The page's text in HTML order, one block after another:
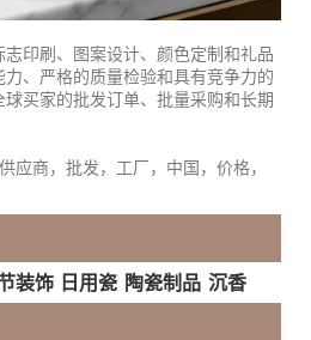
印刷、图案设计、颜色定制和礼品
、严格的质量检验和具有竞争力的
买家的批发订单、批量采购和长期
应商，批发，工厂，中国，价格，
装饰 日用瓷 陶瓷制品 沉香